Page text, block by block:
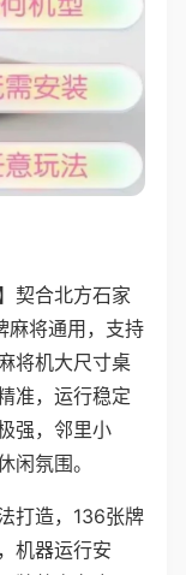
契合北方石家
麻将通用，支持
将机大尺寸桌
准，运行稳定
强，邻里小
闲氛围。
打造，136张牌
机器运行安